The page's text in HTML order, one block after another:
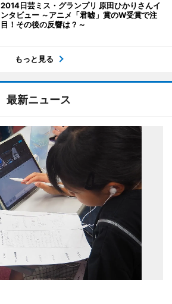
2014日芸ミス・グランプリ 原田ひかりさんイ
ンタビュー ～アニメ「君嘘」賞のW受賞で注
目！その後の反響は？～
もっと見る
最新ニュース